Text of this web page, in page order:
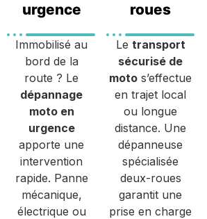
urgence
Immobilisé au
bord de la
route ? Le
dépannage
moto en
urgence
apporte une
intervention
rapide. Panne
mécanique,
électrique ou
roues
Le transport
sécurisé de
moto s’effectue
en trajet local
ou longue
distance. Une
dépanneuse
spécialisée
deux-roues
garantit une
prise en charge